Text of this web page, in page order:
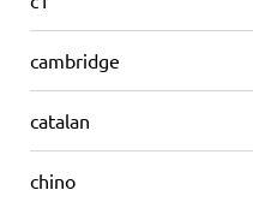
cambridge
catalan
chino